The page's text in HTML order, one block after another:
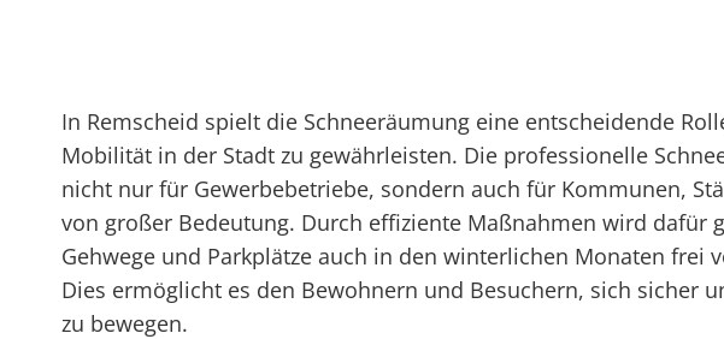
In Remscheid spielt die Schneeräumung eine entscheidende
Mobilität in der Stadt zu gewährleisten. Die professionelle
nicht nur für Gewerbebetriebe, sondern auch für Kommunen,
von großer Bedeutung. Durch effiziente Maßnahmen wird dafür
Gehwege und Parkplätze auch in den winterlichen Monaten frei
Dies ermöglicht es den Bewohnern und Besuchern, sich sicher
zu bewegen.